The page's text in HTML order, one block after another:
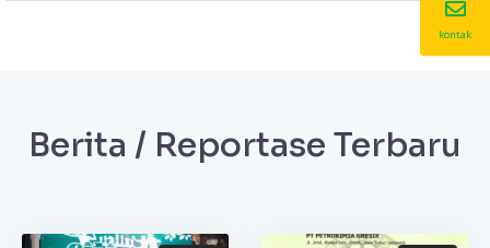
Berita / Reportase Terbaru
kontak